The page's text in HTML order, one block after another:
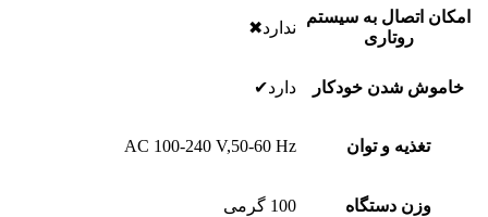
امکان اتصال به سیستم
روتاری
ندارد✖
خاموش شدن خودکار دارد✔
تغذیه و توان AC 100-240 V,50-60 Hz
وزن دستگاه 100 گرمی